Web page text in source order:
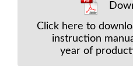
Click here to
instruction
year of